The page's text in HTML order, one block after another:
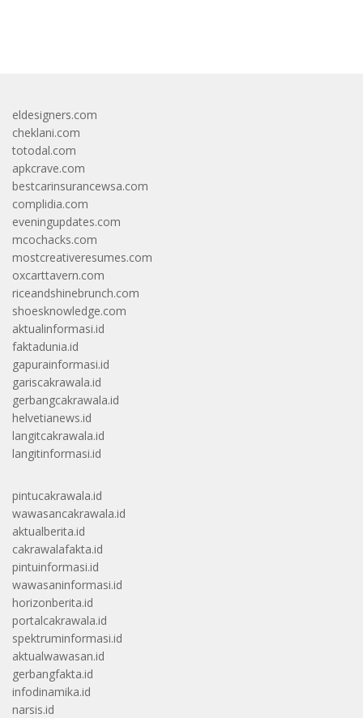
eldesigners.com
cheklani.com
totodal.com
apkcrave.com
bestcarinsurancewsa.com
complidia.com
eveningupdates.com
mcochacks.com
mostcreativeresumes.com
oxcarttavern.com
riceandshinebrunch.com
shoesknowledge.com
aktualinformasi.id
faktadunia.id
gapurainformasi.id
gariscakrawala.id
gerbangcakrawala.id
helvetianews.id
langitcakrawala.id
langitinformasi.id
pintucakrawala.id
wawasancakrawala.id
aktualberita.id
cakrawalafakta.id
pintuinformasi.id
wawasaninformasi.id
horizonberita.id
portalcakrawala.id
spektruminformasi.id
aktualwawasan.id
gerbangfakta.id
infodinamika.id
narsis.id